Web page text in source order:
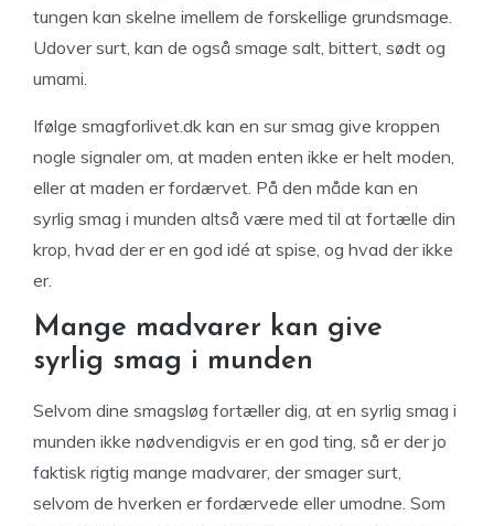
tungen kan skelne imellem de forskellige grundsmage.
Udover surt, kan de også smage salt, bittert, sødt og
umami.
Ifølge smagforlivet.dk kan en sur smag give kroppen
nogle signaler om, at maden enten ikke er helt moden,
eller at maden er fordærvet. På den måde kan en
syrlig smag i munden altså være med til at fortælle din
krop, hvad der er en god idé at spise, og hvad der ikke
er.
Mange madvarer kan give
syrlig smag i munden
Selvom dine smagsløg fortæller dig, at en syrlig smag i
munden ikke nødvendigvis er en god ting, så er der jo
faktisk rigtig mange madvarer, der smager surt,
selvom de hverken er fordærvede eller umodne. Som